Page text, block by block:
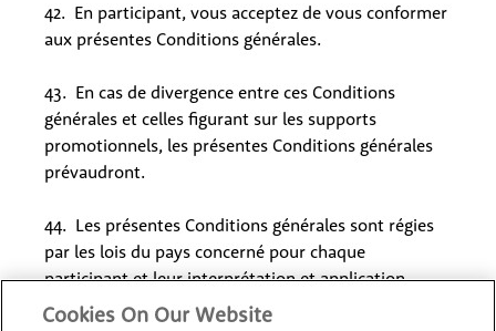
42. En participant, vous acceptez de vous conformer
aux présentes Conditions générales.
43. En cas de divergence entre ces Conditions
générales et celles figurant sur les supports
promotionnels, les présentes Conditions générales
prévaudront.
44. Les présentes Conditions générales sont régies
par les lois du pays concerné pour chaque
participant et leur interprétation et application
seront soumises à la compétence exclusive des
Cookies On Our Website